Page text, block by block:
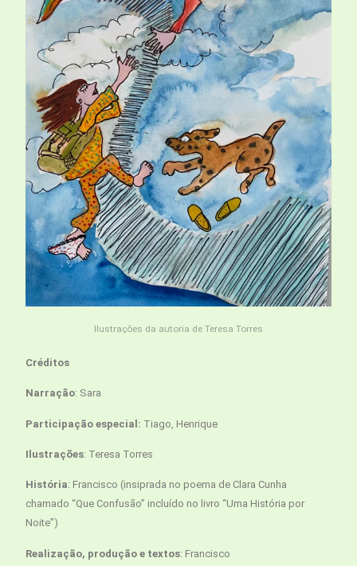
Ilustrações da autoria de Teresa Torres
Créditos
Narração: Sara
Participação especial: Tiago, Henrique
Ilustrações: Teresa Torres
História: Francisco (insiprada no poema de Clara Cunha
chamado “Que Confusão” incluído no livro “Uma História por
Noite”)
Realização, produção e textos: Francisco